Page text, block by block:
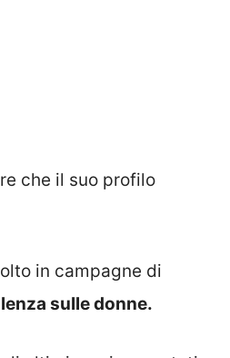
che il suo profilo
in campagne di
sulle donne.